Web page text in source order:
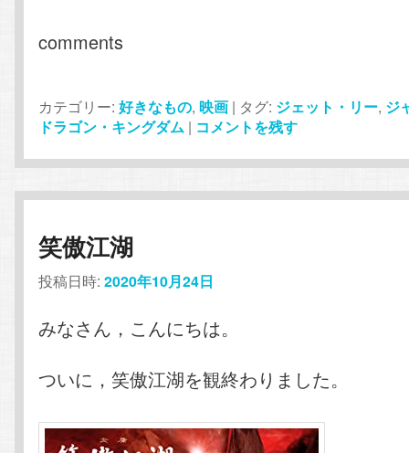
comments
カテゴリー: 好きなもの,映画 | タグ: ジェット・リー, ジ
ドラゴン・キングダム | コメントを残す
笑傲江湖
投稿日時:2020年10月24日
みなさん，こんにちは。
ついに，笑傲江湖を観終わりました。